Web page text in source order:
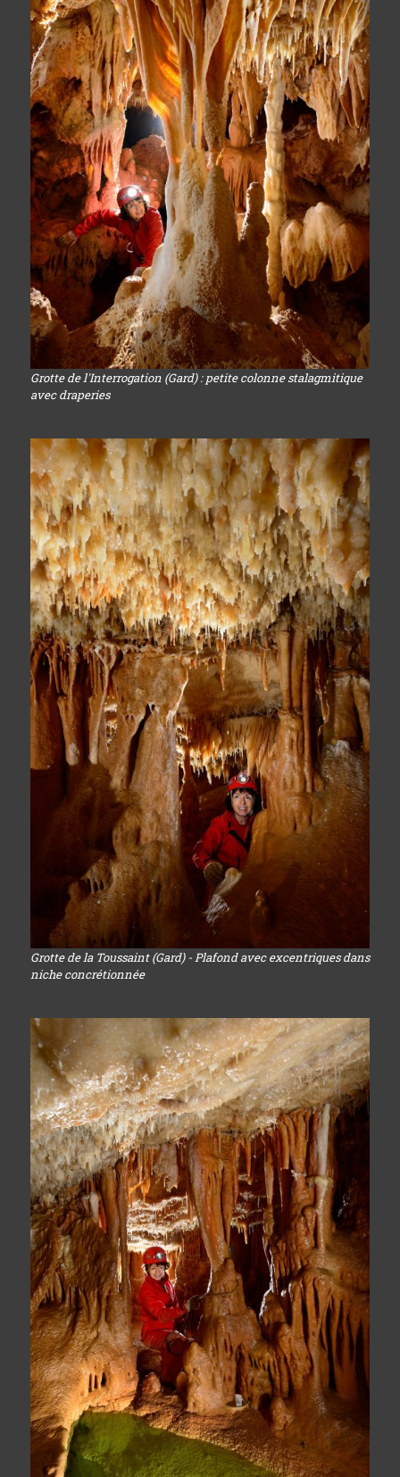
Grotte de l'Interrogation (Gard) : petite colonne stalagmitique
avec draperies
Grotte de la Toussaint (Gard) - Plafond avec excentriques dans
niche concrétionnée